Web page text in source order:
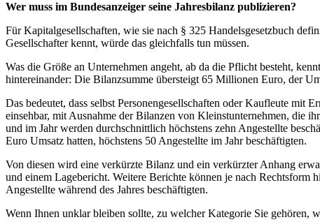
Wer muss im Bundesanzeiger seine Jahresbilanz publizieren?
Für Kapitalgesellschaften, wie sie nach § 325 Handelsgesetzbuch
Gesellschafter kennt, würde das gleichfalls tun müssen.
Was die Größe an Unternehmen angeht, ab da die Pflicht besteht,
hintereinander: Die Bilanzsumme übersteigt 65 Millionen Euro, der
Das bedeutet, dass selbst Personengesellschaften oder Kaufleute
einsehbar, mit Ausnahme der Bilanzen von Kleinstunternehmen, die
und im Jahr werden durchschnittlich höchstens zehn Angestellte
Euro Umsatz hatten, höchstens 50 Angestellte im Jahr beschäftigten.
Von diesen wird eine verkürzte Bilanz und ein verkürzter Anhang
und einem Lagebericht. Weitere Berichte können je nach
Angestellte während des Jahres beschäftigten.
Wenn Ihnen unklar bleiben sollte, zu welcher Kategorie Sie gehören,